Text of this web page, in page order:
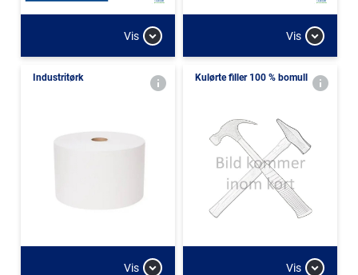
Vis Vis
Industritørk
Vis
Kulørte filler 100 % bomull
Vis